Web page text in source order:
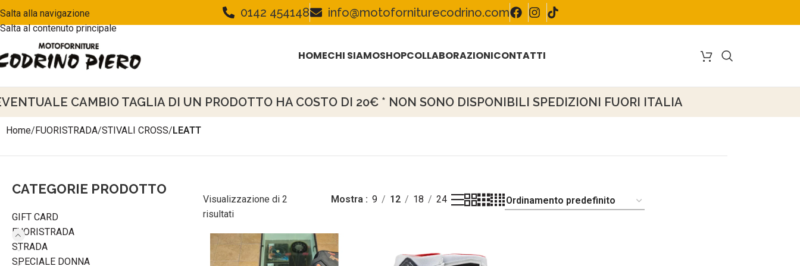
Salta alla navigazione
Salta al contenuto principale
0142 454148 info@motoforniturecodrino.com
HOMECHI SIAMOSHOPCOLLABORAZIONICONTATTI
CAMBIO TAGLIA DI UN PRODOTTO HA COSTO DI 20€ * NON SONO DISPONIBILI SPEDIZIONI FUORI ITALIA
Home/FUORISTRADA/STIVALI CROSS/LEATT
CATEGORIE PRODOTTO
GIFT CARD
FUORISTRADA
STRADA
SPECIALE DONNA
Visualizzazione di 2
risultati
Mostra 9 12 18 24